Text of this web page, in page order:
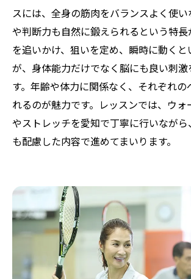
スには、全身の筋肉をバランスよく使
や判断力も自然に鍛えられるという特
を追いかけ、狙いを定め、瞬時に動くと
が、身体能力だけでなく脳にも良い刺激
す。年齢や体力に関係なく、それぞれの
れるのが魅力です。レッスンでは、ウ
やストレッチを愛知で丁寧に行いなが
も配慮した内容で進めてまいります。